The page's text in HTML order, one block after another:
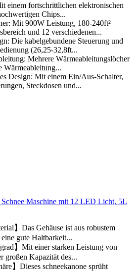
einem fortschrittlichen elektronischen
Chips...
Mit 900W Leistung, 180-240ft²
und 12 verschiedenen...
Die kabelgebundene Steuerung und
(26,25-32,8ft...
Mehrere Wärmeableitungslöcher
Wärmeableitung...
Design: Mit einem Ein/Aus-Schalter,
Steckdosen und...
Schnee Maschine mit 12 LED Licht, 5L
】Das Gehäuse ist aus robustem
gute Haltbarkeit...
】Mit einer starken Leistung von
großen Kapazität des...
】Dieses schneekanone sprüht